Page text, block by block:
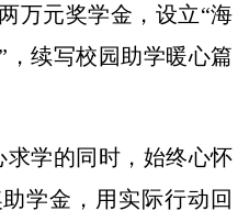
万元奖学金，设立“海
续写校园助学暖心篇
求学的同时，始终心怀
学金，用实际行动回